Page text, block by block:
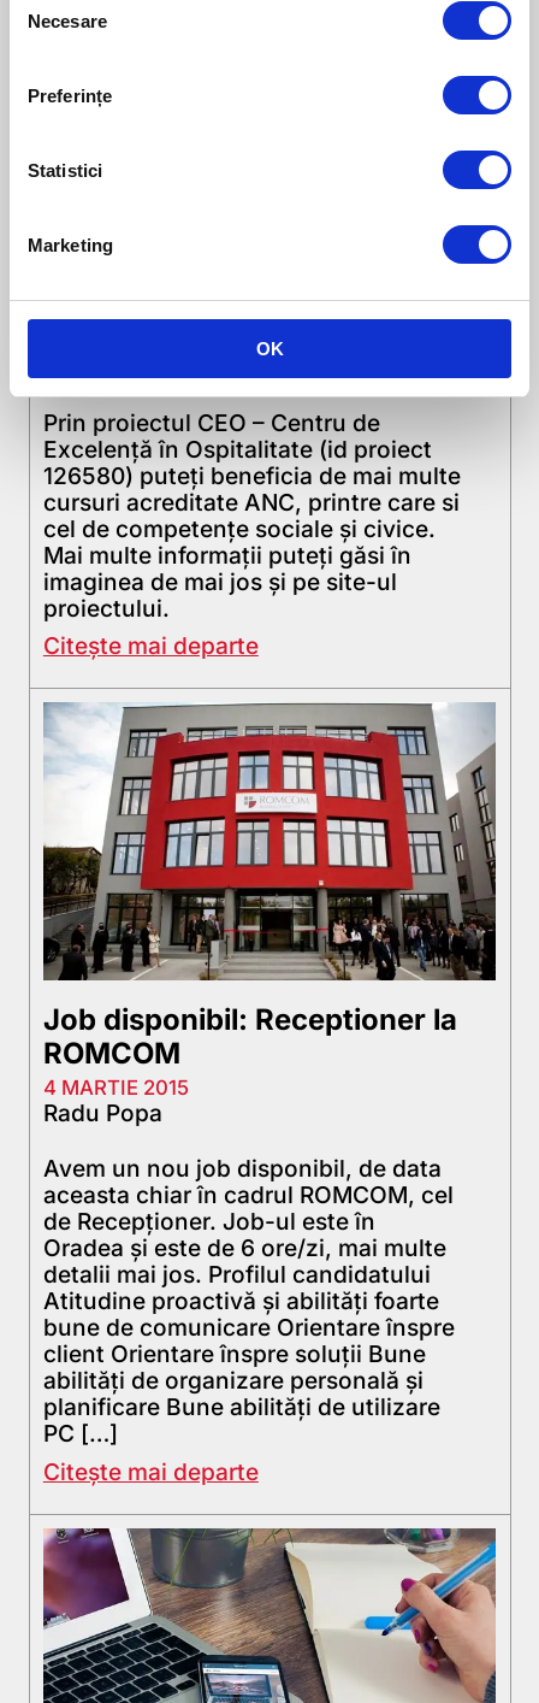
Selection
Necesare
Preferințe
Statistici
Marketing
OK
Cursuri gratuite prin proiectul
CEO
Prin proiectul CEO – Centru de
Excelență în Ospitalitate (id proiect
126580) puteți beneficia de mai multe
cursuri acreditate ANC, printre care si
cel de competențe sociale și civice.
Mai multe informații puteți găsi în
imaginea de mai jos și pe site-ul
proiectului.
Citește mai departe
Job disponibil: Receptioner la
ROMCOM
4 MARTIE 2015
Radu Popa
Avem un nou job disponibil, de data
aceasta chiar în cadrul ROMCOM, cel
de Recepționer. Job-ul este în
Oradea și este de 6 ore/zi, mai multe
detalii mai jos. Profilul candidatului
Atitudine proactivă și abilități foarte
bune de comunicare Orientare înspre
client Orientare înspre soluții Bune
abilități de organizare personală și
planificare Bune abilități de utilizare
PC […]
Citește mai departe